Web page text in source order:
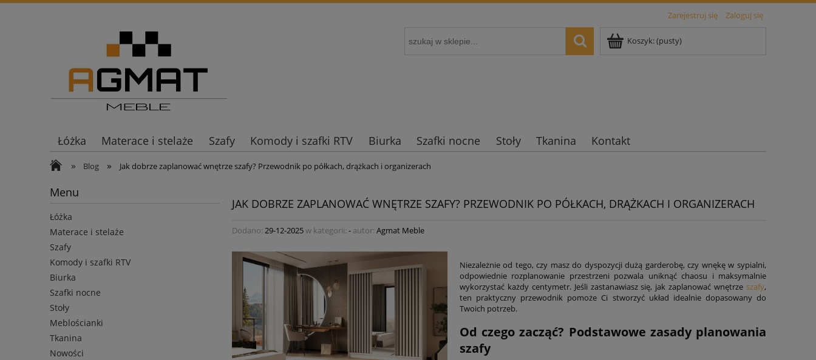
Zarejestruj się Zaloguj się
Koszyk:(pusty)
Łóżka Materace i stelaże Szafy Komody i szafki RTV Biurka Szafki nocne Stoły Tkanina Kontakt
» Blog » Jak dobrze zaplanować wnętrze szafy? Przewodnik po półkach, drążkach i organizerach
Menu
Łóżka
Materace i stelaże
Szafy
Komody i szafki RTV
Biurka
Szafki nocne
Stoły
Meblościanki
Tkanina
Nowości
JAK DOBRZE ZAPLANOWAĆ WNĘTRZE SZAFY? PRZEWODNIK PO PÓŁKACH, DRĄŻKACH I ORGANIZERACH
Dodano: 29-12-2025w kategorii: - autor: Agmat Meble
Niezależnie od tego, czy masz do dyspozycji dużą garderobę, czy wnękę w sypialni,
odpowiednie rozplanowanie przestrzeni pozwala uniknąć chaosu i maksymalnie
wykorzystać każdy centymetr. Jeśli zastanawiasz się, jak zaplanować wnętrze szafy,
ten praktyczny przewodnik pomoże Ci stworzyć układ idealnie dopasowany do
Twoich potrzeb.
Od czego zacząć? Podstawowe zasady planowania
szafy